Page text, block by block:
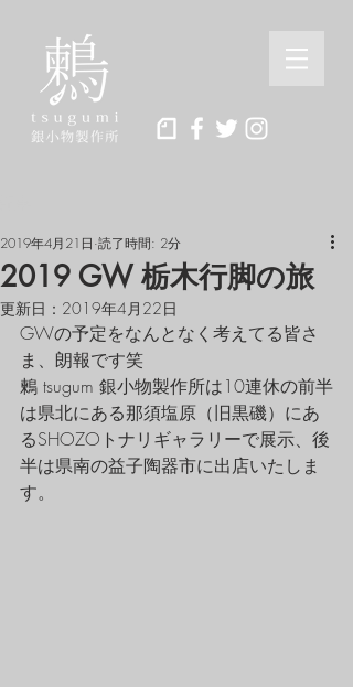
2019 GW 栃木行脚の旅
2019年4月21日 読了時間: 2分
更新日： 2019年4月22日
GWの予定をなんとなく考えてる皆さ
ま、朗報です笑
鶫 tsugum 銀小物製作所は10連休の前半
は県北にある那須塩原（旧黒磯）にあ
るSHOZOトナリギャラリーで展示、後
半は県南の益子陶器市に出店いたしま
す。